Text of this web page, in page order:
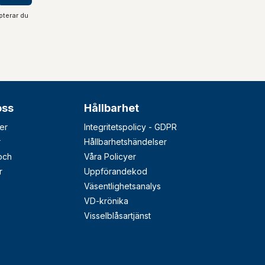
du
Hållbarhet
Integritetspolicy - GDPR
Hållbarhetshändelser
Våra Policyer
Uppförandekod
Väsentlighetsanalys
VD-krönika
Visselblåsartjänst